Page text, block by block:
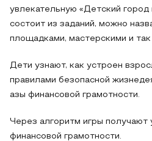
увлекательную «Детский город
состоит из заданий, можно
площадками, мастерскими и так
Дети узнают, как устроен
правилами безопасной
азы финансовой грамотности.
Через алгоритм игры получают
финансовой грамотности.